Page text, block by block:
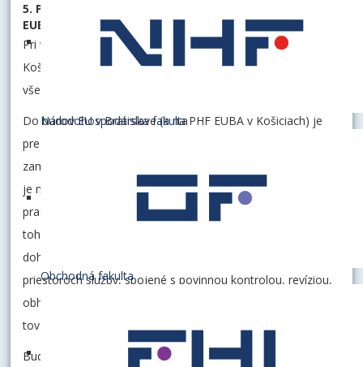
Národohospodárska fakulta
Obchodná fakulta
5. Prístup do priestorov EU v Bratislave (a na PHF
EUBA v Košiciach)
Pri vstupe do budov EU v Bratislave (a na PHF EUBA v
Košiciach) a pri pohybe v nich sa vyžaduje dodržiavanie
všetkých protiepidemických opatrení.
Do budov EU v Bratislave (a na PHF EUBA v Košiciach) je
predbežne
zamestnancom univerzity, ktorých prítomnosť na pracovisku
je nevyhnutná pre zabezpečenie plnenia funkcií jednotlivých
pracovísk podľa rozhodnutia osôb zodpovedných za plnenie
tohto opatrenia, nájomcom a osobám, ktoré na základe
dohody, zmluvy, resp. objednávky vykonávajú v týchto
priestoroch služby, spojené s povinnou kontrolou, revíziou,
obhliadkou objektov, príp. odstránením porúch a dodávkou
tovaru.
Budovy EU v Bratislave sú pre zamestnancov prístupné od